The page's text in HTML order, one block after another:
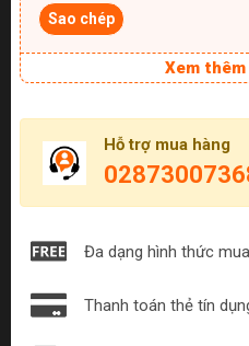
Sao chép
Xem thêm
Hỗ trợ mua hàng
Đa dạng hình thức
Thanh toán thẻ tín